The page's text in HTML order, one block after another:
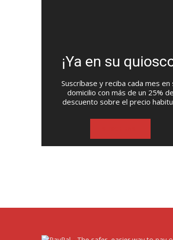
¡Ya en su
Suscríbase y reciba cada mes en
domicilio con más de un 25% de
descuento sobre el precio